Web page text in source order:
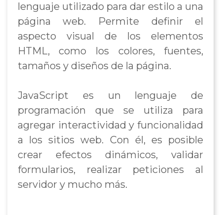
lenguaje utilizado para dar estilo a una
página web. Permite definir el
aspecto visual de los elementos
HTML, como los colores, fuentes,
tamaños y diseños de la página.
JavaScript es un lenguaje de
programación que se utiliza para
agregar interactividad y funcionalidad
a los sitios web. Con él, es posible
crear efectos dinámicos, validar
formularios, realizar peticiones al
servidor y mucho más.